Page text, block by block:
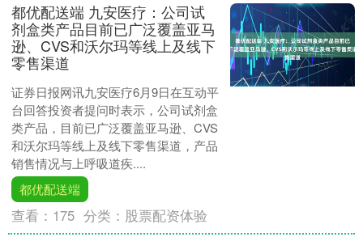
都优配送端 九安医疗：公司试
剂盒类产品目前已广泛覆盖亚马
逊、CVS和沃尔玛等线上及线下
零售渠道
证券日报网讯九安医疗6月9日在互动平
台回答投资者提问时表示，公司试剂盒
类产品，目前已广泛覆盖亚马逊、CVS
和沃尔玛等线上及线下零售渠道，产品
销售情况与上呼吸道疾....
都优配送端
查看： 175 分类： 股票配资体验